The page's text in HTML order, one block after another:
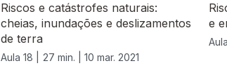
Riscos e catástrofes naturais:
cheias, inundações e deslizamentos
de terra
Aula 18 | 27 min. | 10 mar. 2021
e